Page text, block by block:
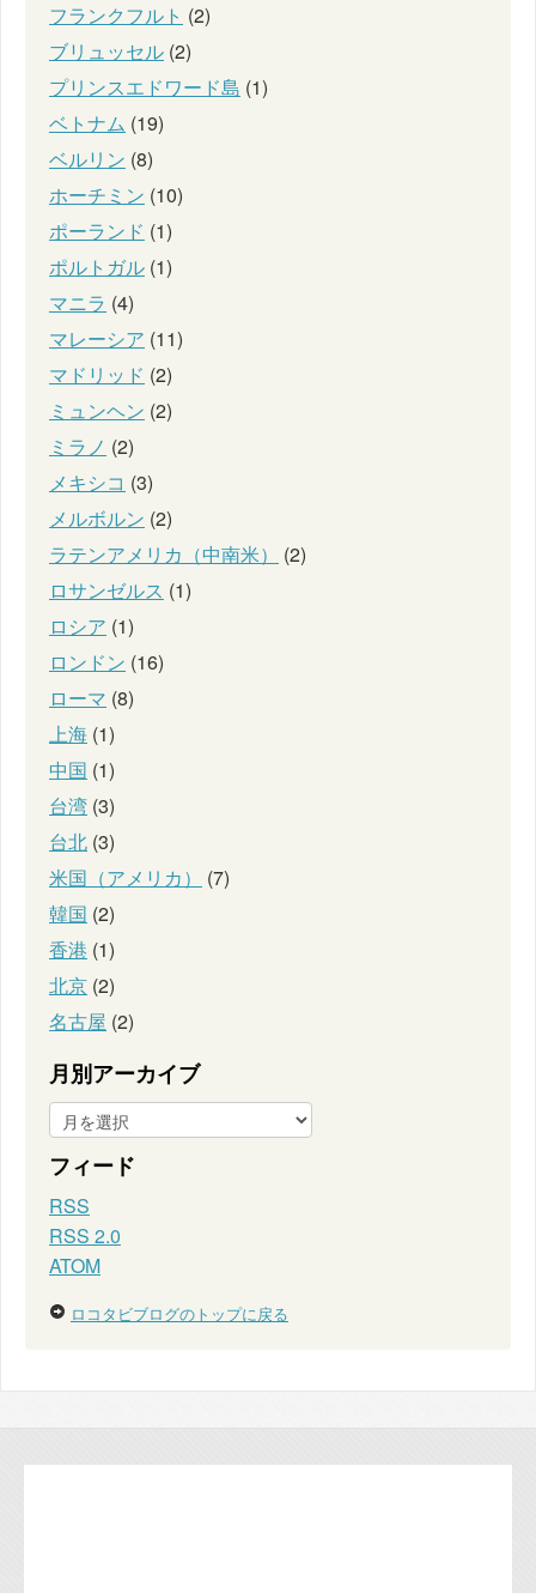
フランクフルト (2)
ブリュッセル (2)
プリンスエドワード島 (1)
ベトナム (19)
ベルリン (8)
ホーチミン (10)
ポーランド (1)
ポルトガル (1)
マニラ (4)
マレーシア (11)
マドリッド (2)
ミュンヘン (2)
ミラノ (2)
メキシコ (3)
メルボルン (2)
ラテンアメリカ（中南米）
(2)
ロサンゼルス (1)
ロシア (1)
ロンドン (16)
ローマ (8)
上海 (1)
中国 (1)
台湾 (3)
台北 (3)
米国（アメリカ）
(7)
韓国 (2)
香港 (1)
北京 (2)
名古屋 (2)
月別アーカイブ
フィード
RSS
RSS 2.0
ATOM
ロコタビブログのトップに戻る